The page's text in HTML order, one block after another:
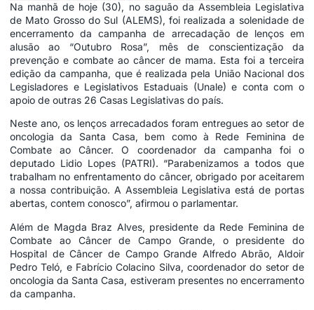
Na manhã de hoje (30), no saguão da Assembleia Legislativa
de Mato Grosso do Sul (ALEMS), foi realizada a solenidade de
encerramento da campanha de arrecadação de lenços em
alusão ao “Outubro Rosa”, mês de conscientização da
prevenção e combate ao câncer de mama. Esta foi a terceira
edição da campanha, que é realizada pela União Nacional dos
Legisladores e Legislativos Estaduais (Unale) e conta com o
apoio de outras 26 Casas Legislativas do país.
Neste ano, os lenços arrecadados foram entregues ao setor de
oncologia da Santa Casa, bem como à Rede Feminina de
Combate ao Câncer. O coordenador da campanha foi o
deputado Lidio Lopes (PATRI). “Parabenizamos a todos que
trabalham no enfrentamento do câncer, obrigado por aceitarem
a nossa contribuição. A Assembleia Legislativa está de portas
abertas, contem conosco”, afirmou o parlamentar.
Além de Magda Braz Alves, presidente da Rede Feminina de
Combate ao Câncer de Campo Grande, o presidente do
Hospital de Câncer de Campo Grande Alfredo Abrão, Aldoir
Pedro Teló, e Fabrício Colacino Silva, coordenador do setor de
oncologia da Santa Casa, estiveram presentes no encerramento
da campanha.